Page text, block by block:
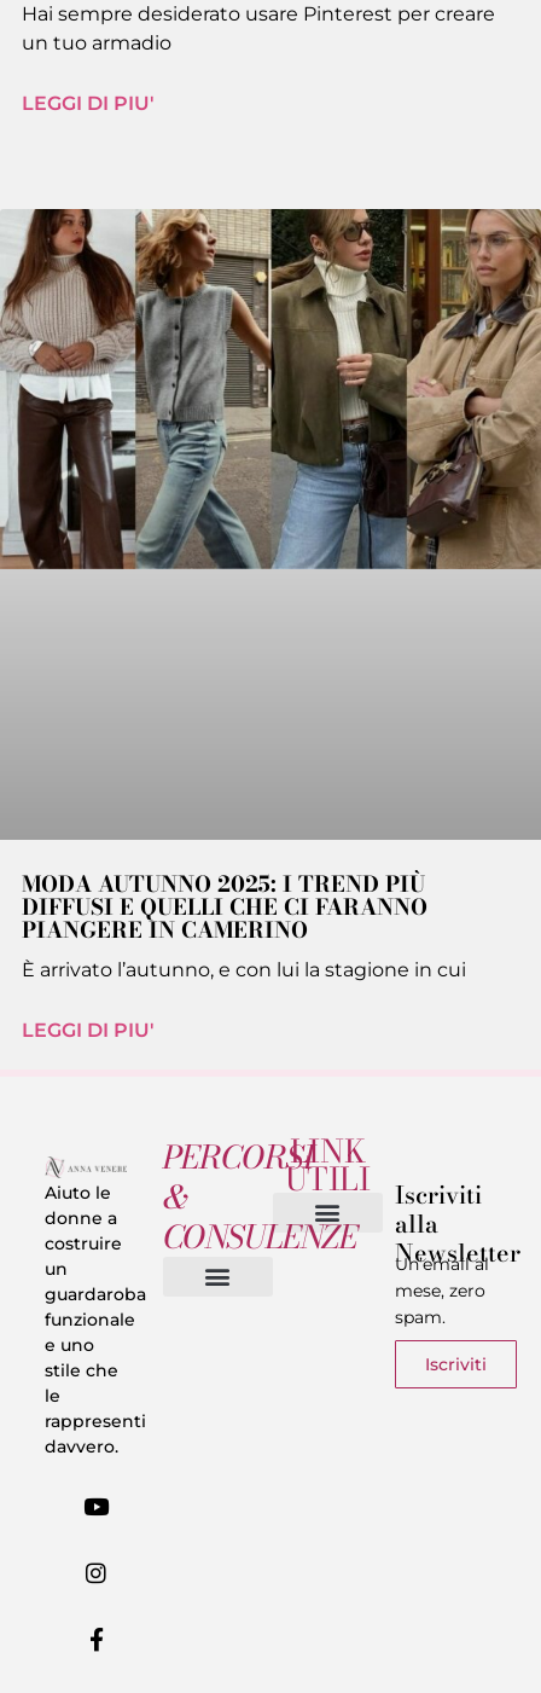
Hai sempre desiderato usare Pinterest per creare
un tuo armadio
LEGGI DI PIU'
MODA AUTUNNO 2025: I TREND PIÙ
DIFFUSI E QUELLI CHE CI FARANNO
PIANGERE IN CAMERINO
È arrivato l’autunno, e con lui la stagione in cui
LEGGI DI PIU'
Aiuto le
donne a
costruire
un
guardaroba
funzionale
e uno
stile che
le
rappresenti
davvero.
PERCORSI
&
CONSULENZE
LINK
UTILI Iscriviti
alla
Newsletter
Un’email al
mese, zero
spam.
Iscriviti